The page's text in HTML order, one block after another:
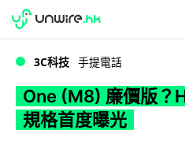
WWDC 2026
3C科技 手提電話
One (M8) 廉價版？
規格首度曝光